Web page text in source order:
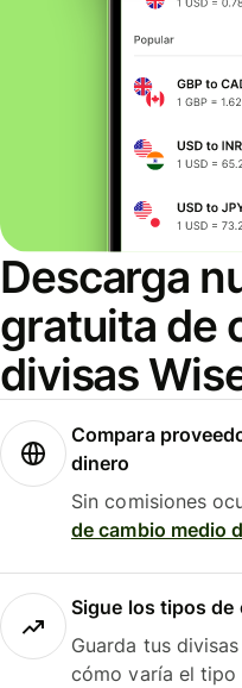
Descarga
gratuita de
divisas
Compara
dinero
Sin comisiones
de cambio medio
Sigue los tipos de
Guarda tus
cómo varía el